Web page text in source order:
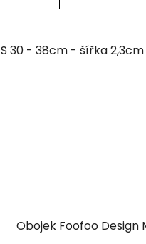
S 30 - 38cm - šířka 2,3cm
Obojek Foofoo Design